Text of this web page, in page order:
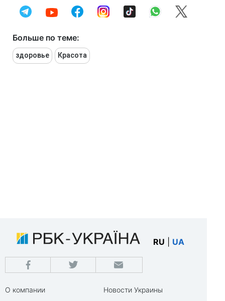
Больше по теме:
здоровье Красота
RU UA
О компании
Новости Украины